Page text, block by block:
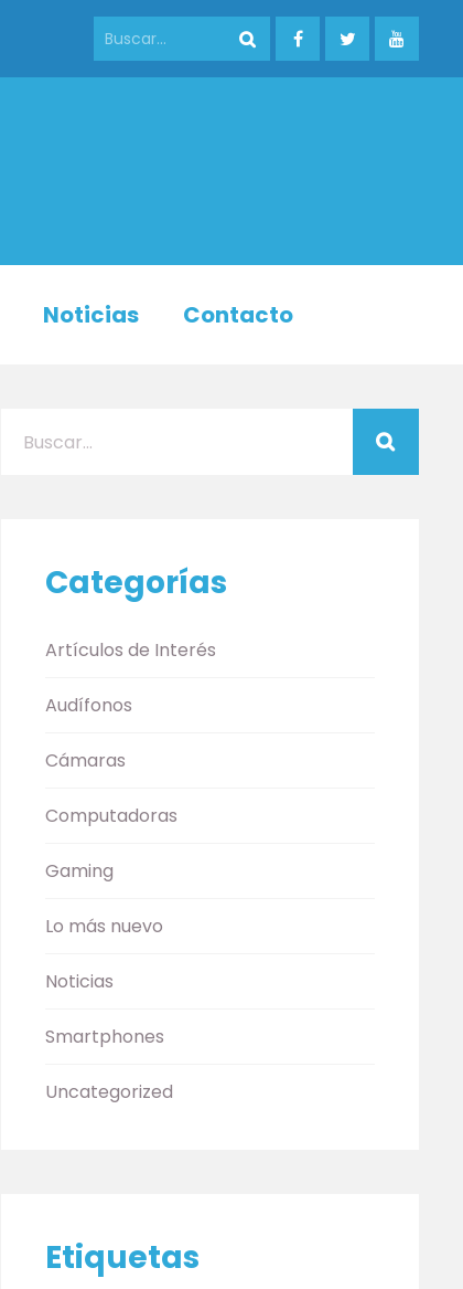
Noticias Contacto
Categorías
Artículos de Interés
Audífonos
Cámaras
Computadoras
Gaming
Lo más nuevo
Noticias
Smartphones
Uncategorized
Etiquetas